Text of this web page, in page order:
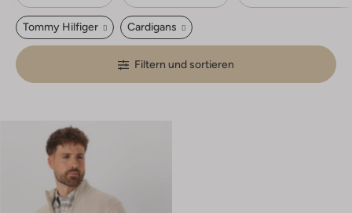
Tommy Hilfiger Cardigans
Filtern und sortieren